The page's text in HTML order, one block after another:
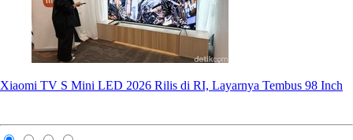
Xiaomi TV S Mini LED 2026 Rilis di RI, Layarnya Tembus 98 Inch